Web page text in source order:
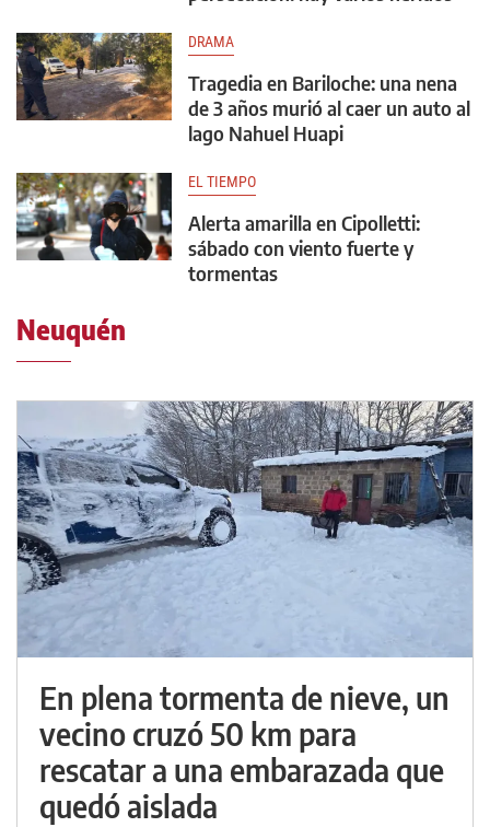
DRAMA
Tragedia en Bariloche: una nena
de 3 años murió al caer un auto al
lago Nahuel Huapi
EL TIEMPO
Alerta amarilla en Cipolletti:
sábado con viento fuerte y
tormentas
Neuquén
En plena tormenta de nieve, un
vecino cruzó 50 km para
rescatar a una embarazada que
quedó aislada